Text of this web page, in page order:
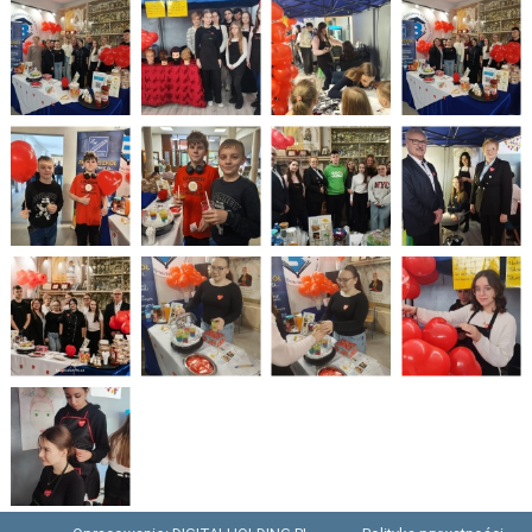
PLANU LEKCJI OD 16.03.2026
WYKAZ PODRĘCZNIKÓW DLA I, II, III, IV, V KLASY 2025/2026
DZIENNIK ELEKTRONICZNY
PROCEDURY NAUKI ZDALNEJ
BIBLIOTEKA SZKOLNA - GODZINY OTWARCIA
ZDJĘCIA GRUPOWE 2022 - 2023
LINK DO WYPOŻYCZEŃ ON-LINE - BIBLIOTEKA
HARMONOGRAM MATURY 2025
EGZAMIN POTWIERDZAJĄCY KWALIFIKACJE W ZAWODZIE CZERWIEC
2026
"WIĘCEJ PRAKTYKI" - 2019 - 2021
"SZKOLIMY ZAWODOWO W POWIECIE OLESKIM” - 2018-2020